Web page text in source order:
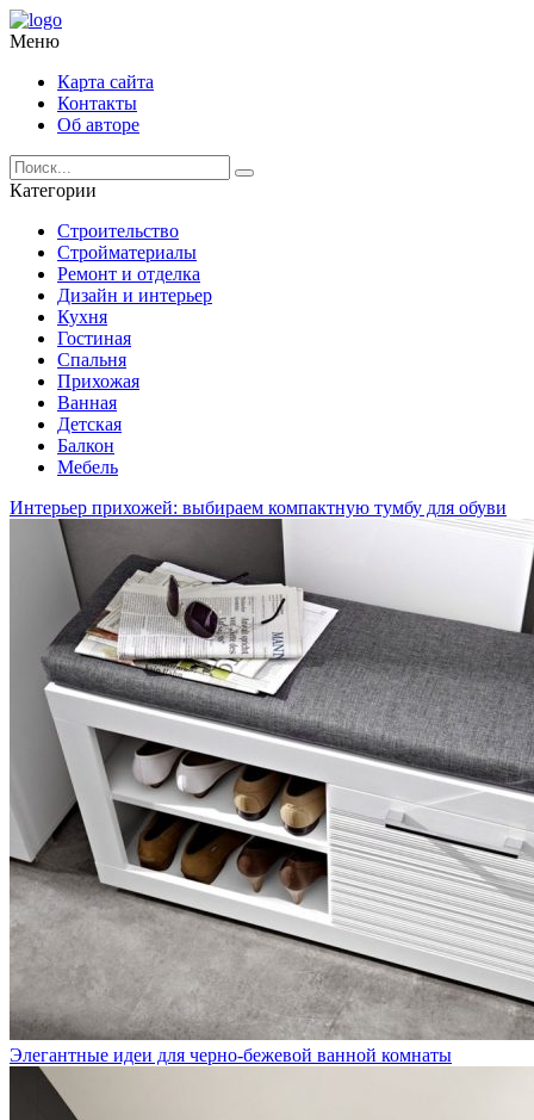
Меню
Карта сайта
Контакты
Об авторе
Категории
Строительство
Стройматериалы
Ремонт и отделка
Дизайн и интерьер
Кухня
Гостиная
Спальня
Прихожая
Ванная
Детская
Балкон
Мебель
Интерьер прихожей: выбираем компактную тумбу для обуви
Элегантные идеи для черно-бежевой ванной комнаты